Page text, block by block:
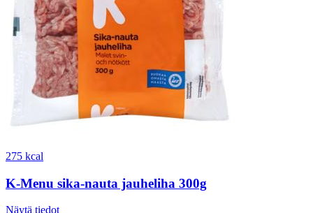
275 kcal
K-Menu sika-nauta jauheliha 300g
Näytä tiedot